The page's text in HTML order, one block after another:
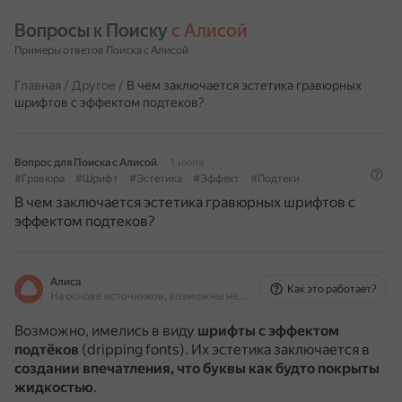
Вопросы к Поиску с Алисой
Примеры ответов Поиска с Алисой
Главная / Другое / В чем заключается эстетика гравюрных
шрифтов с эффектом подтеков?
Вопрос для Поиска с Алисой
1 июля
#Гравюра
#Шрифт #Эстетика #Эффект #Подтеки
В чем заключается эстетика гравюрных шрифтов с
эффектом подтеков?
Алиса
На основе источников, возможны неточности
Как это работает?
Возможно, имелись в виду шрифты с эффектом
подтёков (dripping fonts). Их эстетика заключается в
создании впечатления, что буквы как будто покрыты
жидкостью.